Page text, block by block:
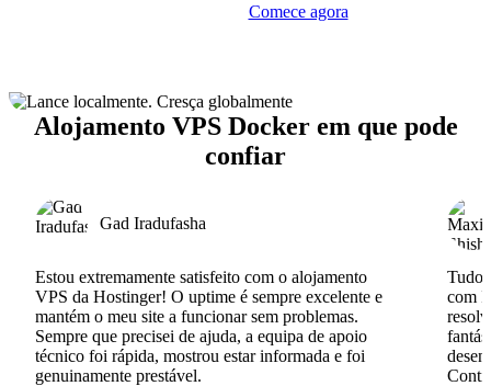
Comece agora
Alojamento VPS Docker em que pode
confiar
Gad Iradufasha
Estou extremamente satisfeito com o alojamento
VPS da Hostinger! O uptime é sempre excelente e
mantém o meu site a funcionar sem problemas.
Sempre que precisei de ajuda, a equipa de apoio
técnico foi rápida, mostrou estar informada e foi
genuinamente prestável.
Tudo
com